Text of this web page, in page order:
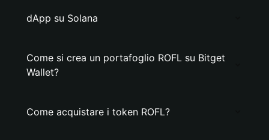
dApp su Solana
Come si crea un portafoglio ROFL su Bitget
Wallet?
Come acquistare i token ROFL?